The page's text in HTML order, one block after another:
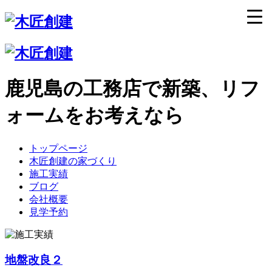
鹿児島の工務店で新築、リフ
ォームをお考えなら
トップページ
木匠創建の家づくり
施工実績
ブログ
会社概要
見学予約
地盤改良２